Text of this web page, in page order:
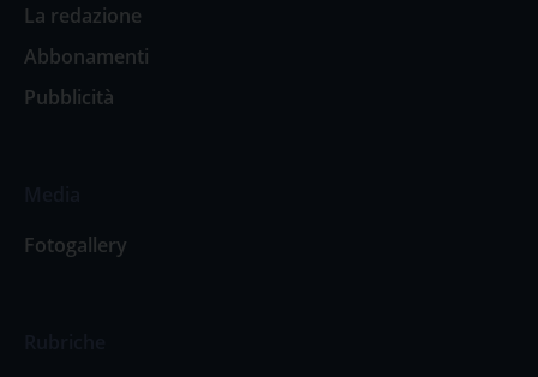
La redazione
Abbonamenti
Pubblicità
Fotogallery